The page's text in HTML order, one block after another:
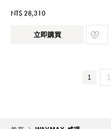
NT$ 28,310
立即購買
1